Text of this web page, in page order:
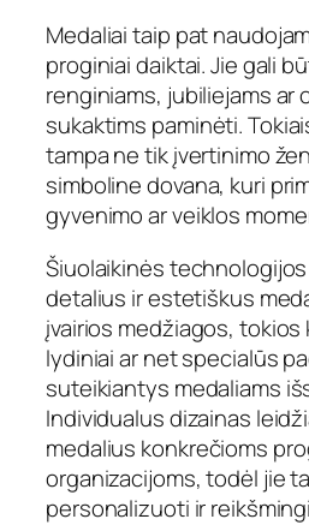
Medaliai taip pat
proginiai daiktai. Jie gali
renginiams, jubiliejams ar
sukaktims paminėti.
tampa ne tik įvertinimo
simboline dovana, kuri
gyvenimo ar veiklos
Šiuolaikinės
detalius ir estetiškus
įvairios medžiagos, tokios
lydiniai ar net specialūs
suteikiantys medaliams
Individualus dizainas
medalius konkrečioms
organizacijoms, todėl jie
personalizuoti ir